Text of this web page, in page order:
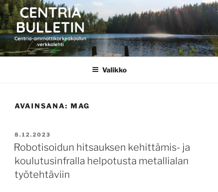
Siirry
sisältöön
CENTRIA BULLETIN
Valikko
AVAINSANA: MAG
JULKAISTU
8.12.2023
Robotisoidun hitsauksen kehittämis- ja
koulutusinfralla helpotusta metallialan
työtehtäviin